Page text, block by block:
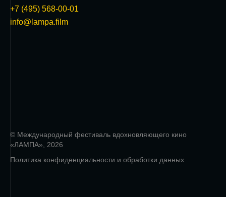
+7 (495) 568-00-01
info@lampa.film
© Международный фестиваль вдохновляющего кино
«ЛАМПА», 2026
Политика конфиденциальности и обработки данных